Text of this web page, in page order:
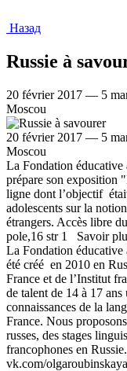
Назад
Russie à
20 février 2017 — 5
Moscou
20 février 2017 — 5
Moscou
La Fondation éducative
prépare son exposition
ligne dont l’objectif
adolescents sur la
étrangers. Accès libre
pole,16 str 1 Savoir
La Fondation éducative
été créé en 2010 en
France et de l’Institut
de talent de 14 à 17
connaissances de la
France. Nous
russes, des stages
francophones en
vk.com/olgaroubinskaya